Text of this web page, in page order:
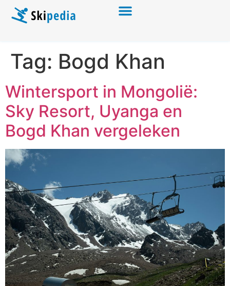
Tag: Bogd Khan
Wintersport in Mongolië:
Sky Resort, Uyanga en
Bogd Khan vergeleken